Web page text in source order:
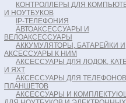
КОНТРОЛЛЕРЫ ДЛЯ
И НОУТБУКОВ
IP-ТЕЛЕФОНИЯ
АВТОАКСЕССУАРЫ И
ВЕЛОАКСЕССУАРЫ
АККУМУЛЯТОРЫ, БАТАРЕЙКИ И
АКСЕССУАРЫ К НИМ
АКСЕССУАРЫ ДЛЯ ЛОДОК,
И ЯХТ
АКСЕССУАРЫ ДЛЯ
ПЛАНШЕТОВ
АКСЕССУАРЫ И